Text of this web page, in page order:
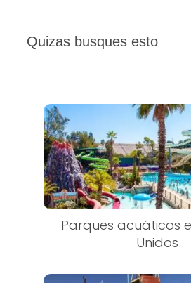
Quizas busques esto
Parques acuáticos
Unidos